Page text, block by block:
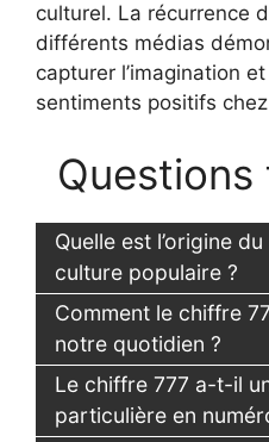
culturel. La récurrence
différents médias
capturer l’imagination
sentiments positifs
Quelle est l’origine
culture populaire ?
Comment le chiffre
notre quotidien ?
Le chiffre 777 a-t-il
particulière en